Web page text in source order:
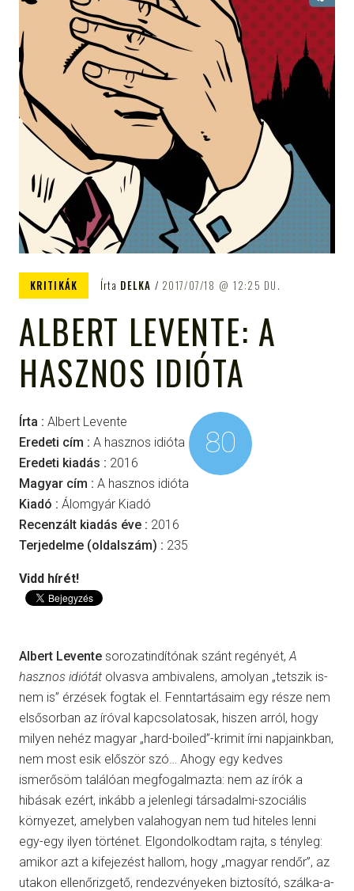
KRITIKÁK Írta DELKA 2017/07/18 12:25 DU.
ALBERT LEVENTE: A
HASZNOS IDIÓTA
Írta : Albert Levente
Eredeti cím : A hasznos idióta
Eredeti kiadás : 2016
Magyar cím : A hasznos idióta
Kiadó : Álomgyár Kiadó
Recenzált kiadás éve : 2016
Terjedelme (oldalszám) : 235
80
Vidd hírét!
Albert Levente sorozatindítónak szánt regényét, A
hasznos idiótát olvasva ambivalens, amolyan „tetszik is-
nem is” érzések fogtak el. Fenntartásaim egy része nem
elsősorban az íróval kapcsolatosak, hiszen arról, hogy
milyen nehéz magyar „hard-boiled”-krimit írni napjainkban,
nem most esik először szó… Ahogy egy kedves
ismerősöm találóan megfogalmazta: nem az írók a
hibásak ezért, inkább a jelenlegi társadalmi-szociális
környezet, amelyben valahogyan nem tud hiteles lenni
egy-egy ilyen történet. Elgondolkodtam rajta, s tényleg:
amikor azt a kifejezést hallom, hogy „magyar rendőr”, az
utakon ellenőrizgető, rendezvényeken biztosító, szálka-a-